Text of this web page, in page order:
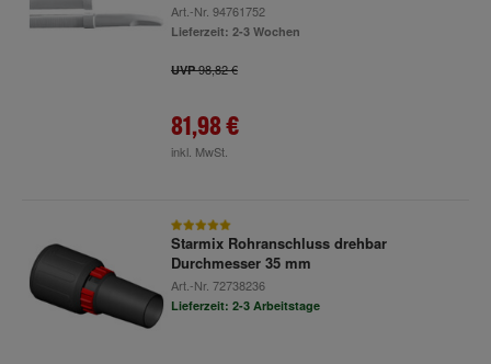
Art.-Nr. 94761752
Lieferzeit: 2-3 Wochen
UVP98,82 €
81,98 €
inkl. MwSt.
Starmix Rohranschluss drehbar
Durchmesser 35 mm
Art.-Nr. 72738236
Lieferzeit: 2-3 Arbeitstage